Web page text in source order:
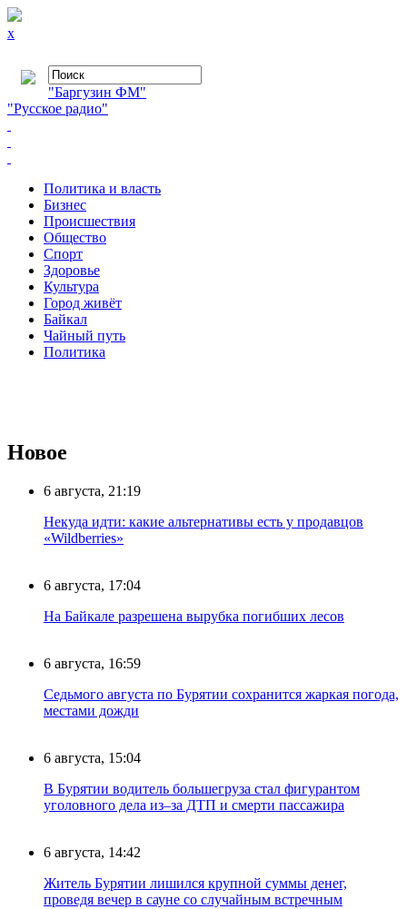
x
"Баргузин ФМ"
"Русское радио"
Политика и власть
Бизнес
Происшествия
Общество
Cпорт
Здоровье
Культура
Город живёт
Байкал
Чайный путь
Политика
Новое
6 августа, 21:19
Некуда идти: какие альтернативы есть у продавцов
«Wildberries»
6 августа, 17:04
На Байкале разрешена вырубка погибших лесов
6 августа, 16:59
Седьмого августа по Бурятии сохранится жаркая погода,
местами дожди
6 августа, 15:04
В Бурятии водитель большегруза стал фигурантом
уголовного дела из–за ДТП и смерти пассажира
6 августа, 14:42
Житель Бурятии лишился крупной суммы денег,
проведя вечер в сауне со случайным встречным